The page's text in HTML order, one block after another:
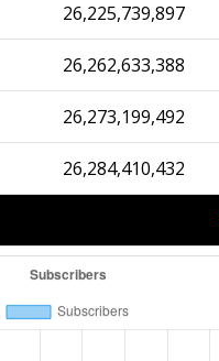
26,225,739,897
26,262,633,388
26,273,199,492
26,284,410,432